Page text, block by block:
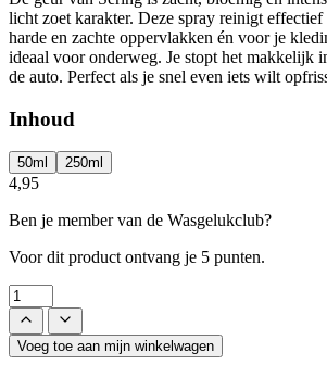
licht zoet karakter. Deze spray reinigt
harde en zachte oppervlakken én voor je
ideaal voor onderweg. Je stopt het makkelijk
de auto. Perfect als je snel even iets wilt
Inhoud
50ml 250ml
4,95
Ben je member van de Wasgelukclub?
Voor dit product ontvang je 5 punten.
Voeg toe aan mijn winkelwagen